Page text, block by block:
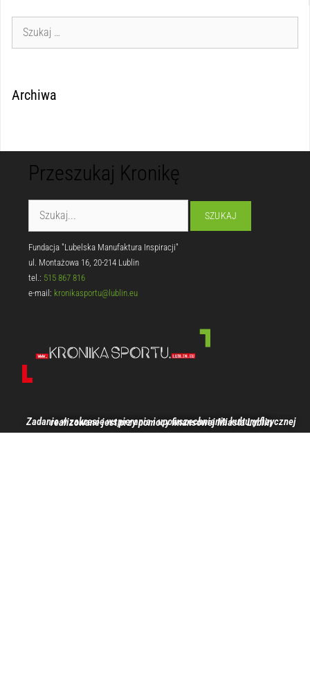
Archiwa
Przeszukaj Kronikę
Fundacja "Lubelska Manufaktura Inspiracji"
ul. Montażowa 16, 20-214 Lublin
tel.: 515 867 816
e-mail: kronikasportu@lublin.eu
Zadanie w zakresie wspierania i upowszechniania kultury fizycznej realizowane jest przy pomocy finansowej Miasta Lublin